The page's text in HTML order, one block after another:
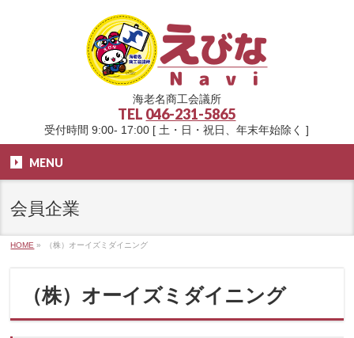
海老名商工会議所
TEL 046-231-5865
受付時間 9:00- 17:00 [ 土・日・祝日、年末年始除く ]
MENU
会員企業
HOME » （株）オーイズミダイニング
（株）オーイズミダイニング